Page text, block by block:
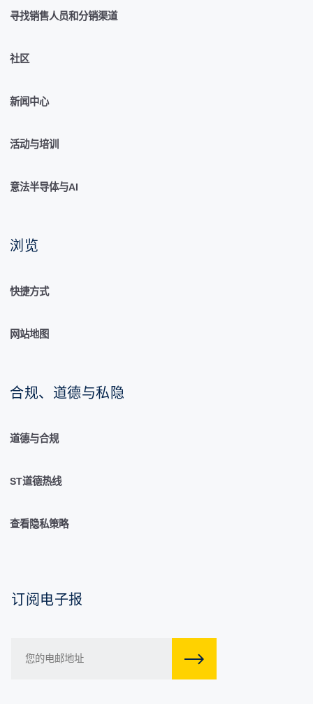
寻找销售人员和分销渠道
社区
新闻中心
活动与培训
意法半导体与AI
浏览
快捷方式
网站地图
合规、道德与私隐
道德与合规
ST道德热线
查看隐私策略
订阅电子报